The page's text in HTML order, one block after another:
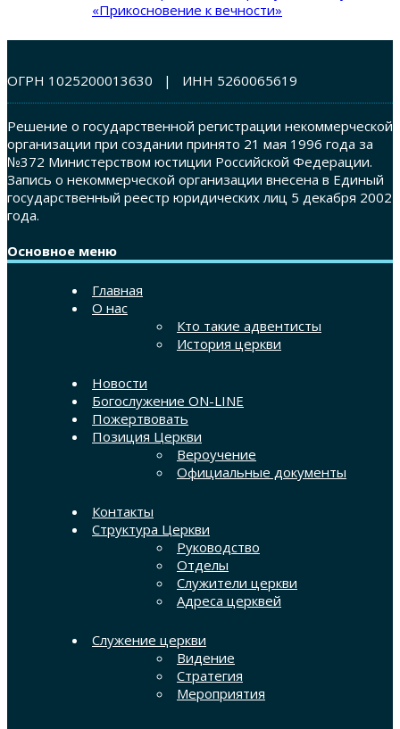
«Прикосновение к вечности»
ОГРН 1025200013630 | ИНН 5260065619
Решение о государственной регистрации некоммерческой
организации при создании принято 21 мая 1996 года за
№372 Министерством юстиции Российской Федерации.
Запись о некоммерческой организации внесена в Единый
государственный реестр юридических лиц 5 декабря 2002
года.
Основное меню
Главная
О нас
Кто такие адвентисты
История церкви
Новости
Богослужение ON-LINE
Пожертвовать
Позиция Церкви
Вероучение
Официальные документы
Контакты
Структура Церкви
Руководство
Отделы
Служители церкви
Адреса церквей
Служение церкви
Видение
Стратегия
Мероприятия